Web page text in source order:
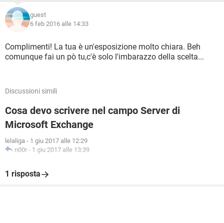
guest
6 feb 2016 alle 14:33
Complimenti! La tua è un'esposizione molto chiara. Beh
comunque fai un pò tu,c'è solo l'imbarazzo della scelta...
Discussioni simili
Cosa devo scrivere nel campo Server di
Microsoft Exchange
lelaliga - 1 giu 2017 alle 12:29
n00r - 1 giu 2017 alle 13:39
1 risposta